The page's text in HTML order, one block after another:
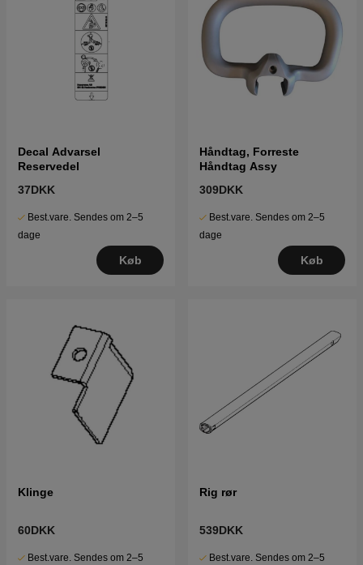
Decal Advarsel
Reservedel
37DKK
Best.vare. Sendes om 2–5
dage
Køb
Håndtag, Forreste
Håndtag Assy
309DKK
Best.vare. Sendes om 2–5
dage
Køb
Klinge
60DKK
Best.vare. Sendes om 2–5
Rig rør
539DKK
Best.vare. Sendes om 2–5